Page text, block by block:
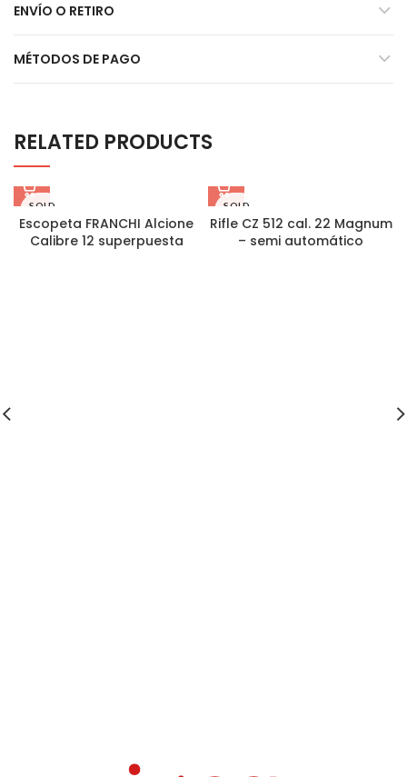
ENVÍO O RETIRO
MÉTODOS DE PAGO
RELATED PRODUCTS
SOLD
Escopeta FRANCHI Alcione
Calibre 12 superpuesta
SOLD
OUT
Rifle CZ 512 cal. 22 Magnum
– semi automático